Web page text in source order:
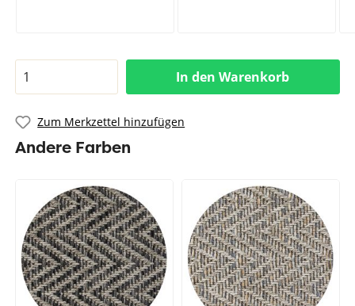
In den Warenkorb
Zum Merkzettel hinzufügen
Andere Farben